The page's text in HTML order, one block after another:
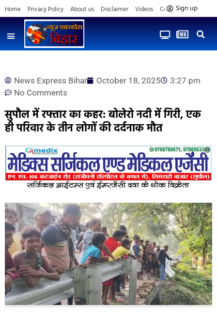
Home Privacy Policy About us Disclaimer Videos Contact us
Sign up
News Express Bihar October 18, 2025
3:27 pm
No Comments
सुपौल में रफ्तार का कहर: बोलेरो नदी में गिरी, एक
ही परिवार के तीन लोगों की दर्दनाक मौत